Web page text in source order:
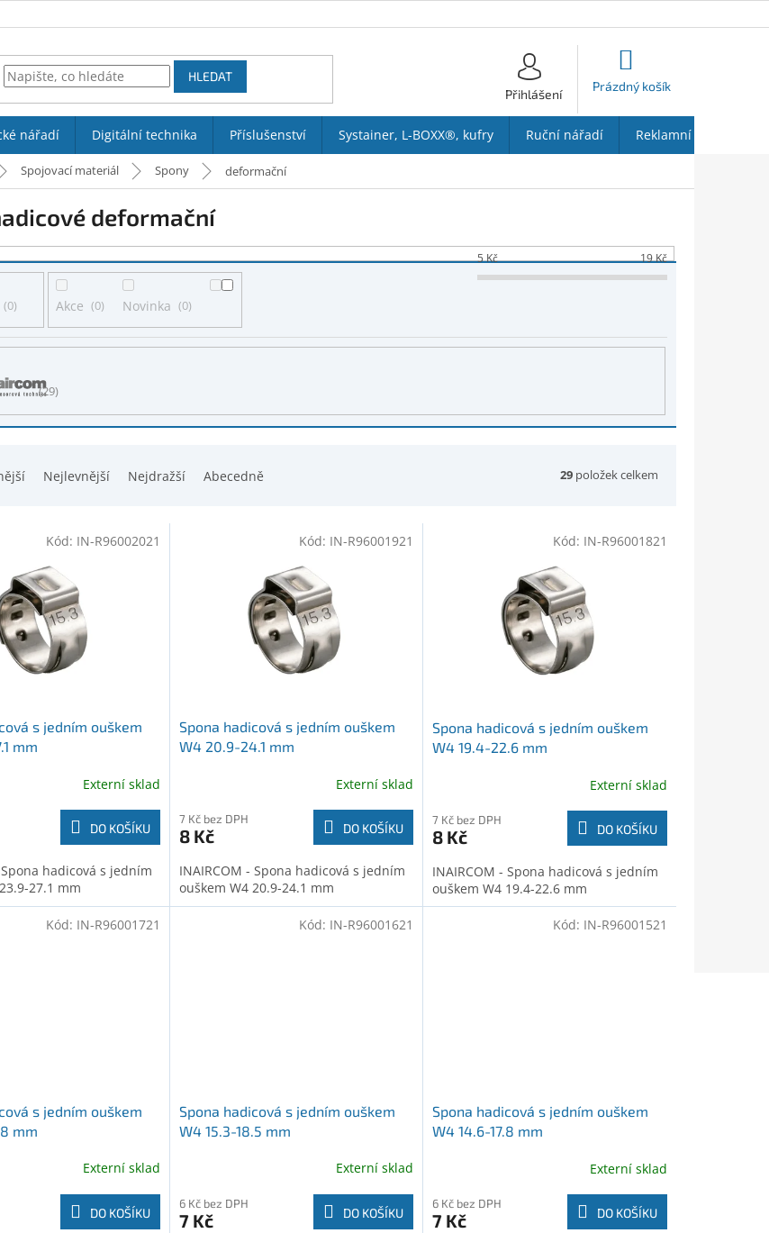
HLEDAT
Přihlášení
Prázdný košík
nářadí Digitální technika Příslušenství Systainer, L-BOXX®, kufry Ruční nářadí Reklamní předměty
Spojovací materiál Spony deformační
deformační
Nejlevnější Nejdražší Abecedně 29 položek celkem
5Kč 19Kč
0 Akce 0 Novinka 0
29
s jedním ouškem
mm
Externí sklad
DO KOŠÍKU
hadicová s jedním
27.1 mm
Kód: IN-R96002021
Spona hadicová s jedním ouškem
W4 20.9-24.1 mm
Externí sklad
7 Kč bez DPH
8 Kč DO KOŠÍKU
INAIRCOM - Spona hadicová s jedním
ouškem W4 20.9-24.1 mm
Kód: IN-R96001921
Spona hadicová s jedním ouškem
W4 19.4-22.6 mm
Externí sklad
7 Kč bez DPH
8 Kč DO KOŠÍKU
INAIRCOM - Spona hadicová s jedním
ouškem W4 19.4-22.6 mm
Kód: IN-R96001821
s jedním ouškem
mm
Externí sklad
DO KOŠÍKU
Kód: IN-R96001721
Spona hadicová s jedním ouškem
W4 15.3-18.5 mm
Externí sklad
6 Kč bez DPH
7 Kč DO KOŠÍKU
Kód: IN-R96001621
Spona hadicová s jedním ouškem
W4 14.6-17.8 mm
Externí sklad
6 Kč bez DPH
7 Kč DO KOŠÍKU
Kód: IN-R96001521